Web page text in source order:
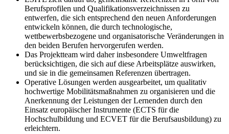
Berufsprofilen und Qualifikationsverzeichnissen zu
entwerfen, die sich entsprechend den neuen Anforderungen
entwickeln können, die durch technologische,
wettbewerbsbezogene und organisatorische Veränderungen in
den beiden Berufen hervorgerufen werden.
Das Projektteam wird daher insbesondere Umweltfragen
berücksichtigen, die sich auf diese Arbeitsplätze auswirken,
und sie in die gemeinsamen Referenzen übertragen.
Operative Lösungen werden ausgearbeitet, um qualitativ
hochwertige Mobilitätsmaßnahmen zu organisieren und die
Anerkennung der Leistungen der Lernenden durch den
Einsatz europäischer Instrumente (ECTS für die
Hochschulbildung und ECVET für die Berufsausbildung) zu
erleichtern.